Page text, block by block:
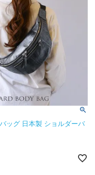
ッグ 日本製 ショルダーバ